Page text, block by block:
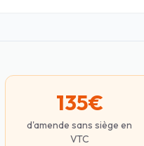
135€
d'amende sans siège en
VTC